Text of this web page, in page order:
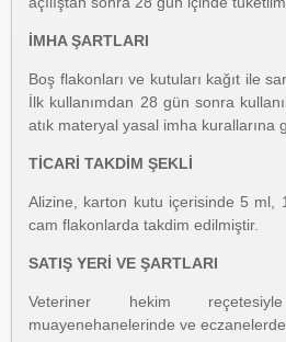
İMHA ŞARTLARI
Boş flakonları ve kutuları kağıt ile
İlk kullanımdan 28 gün sonra
atık materyal yasal imha kurallarına
TİCARİ TAKDİM ŞEKLİ
Alizine, karton kutu içerisinde 5 ml,
cam flakonlarda takdim edilmiştir.
SATIŞ YERİ VE ŞARTLARI
Veteriner hekim
muayenehanelerinde ve eczanelerde